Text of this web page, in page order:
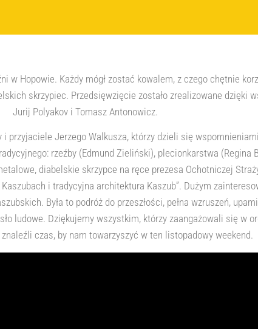
w Hopowie. Każdy mógł zostać kowalem, z czego chętnie
skrzypiec. Przedsięwzięcie zostało zrealizowane dzięki
Jurij Polyakov i Tomasz Antonowicz.
przyjaciele Jerzego Walkusza, którzy dzieli się
rzeźby (Edmund Zieliński), plecionkarstwa (Regina
diabelskie skrzypce na ręce prezesa Ochotniczej
i tradycyjna architektura Kaszub”. Dużym
Była to podróż do przeszłości, pełna wzruszeń,
ludowe. Dziękujemy wszystkim, którzy zaangażowali się w
czas, by nam towarzyszyć w ten listopadowy weekend.